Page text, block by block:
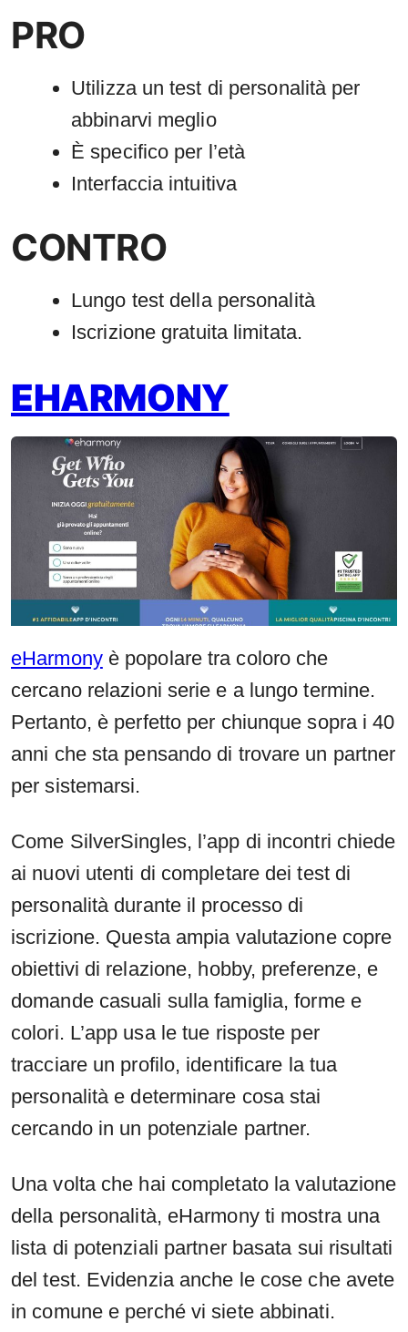
PRO
Utilizza un test di personalità per
abbinarvi meglio
È specifico per l’età
Interfaccia intuitiva
CONTRO
Lungo test della personalità
Iscrizione gratuita limitata.
EHARMONY
eHarmonyè popolare tra coloro che
cercano relazioni serie e a lungo termine.
Pertanto, è perfetto per chiunque sopra i 40
anni che sta pensando di trovare un partner
per sistemarsi.
Come SilverSingles, l’app di incontri chiede
ai nuovi utenti di completare dei test di
personalità durante il processo di
iscrizione. Questa ampia valutazione copre
obiettivi di relazione, hobby, preferenze, e
domande casuali sulla famiglia, forme e
colori. L’app usa le tue risposte per
tracciare un profilo, identificare la tua
personalità e determinare cosa stai
cercando in un potenziale partner.
Una volta che hai completato la valutazione
della personalità, eHarmony ti mostra una
lista di potenziali partner basata sui risultati
del test. Evidenzia anche le cose che avete
in comune e perché vi siete abbinati.